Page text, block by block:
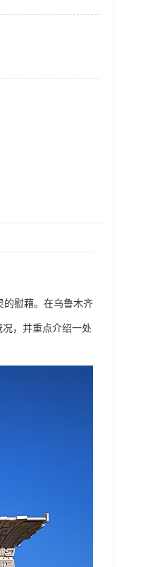
的慰藉。在乌鲁木齐
，并重点介绍一处